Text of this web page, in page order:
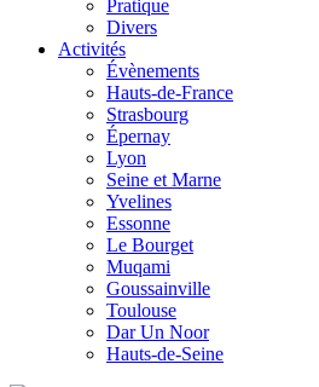
Pratique
Divers
Activités
Évènements
Hauts-de-France
Strasbourg
Épernay
Lyon
Seine et Marne
Yvelines
Essonne
Le Bourget
Muqami
Goussainville
Toulouse
Dar Un Noor
Hauts-de-Seine